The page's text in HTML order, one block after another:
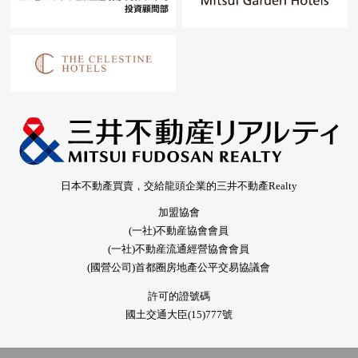
日本不動產買賣，交給龍頭企業的三井不動產Realty
加盟協會
(一社)不動産協會會員
(一社)不動産流通經營協會會員
(國營公司)首都圈房地產公平交易協議會
許可的證號碼
國土交通大臣(15)777號